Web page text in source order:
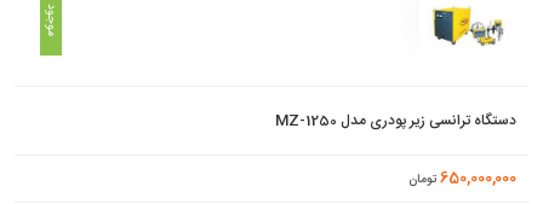
موجود
دستگاه ترانسی زیر پودری مدل MZ-1250
650,000,000 تومان